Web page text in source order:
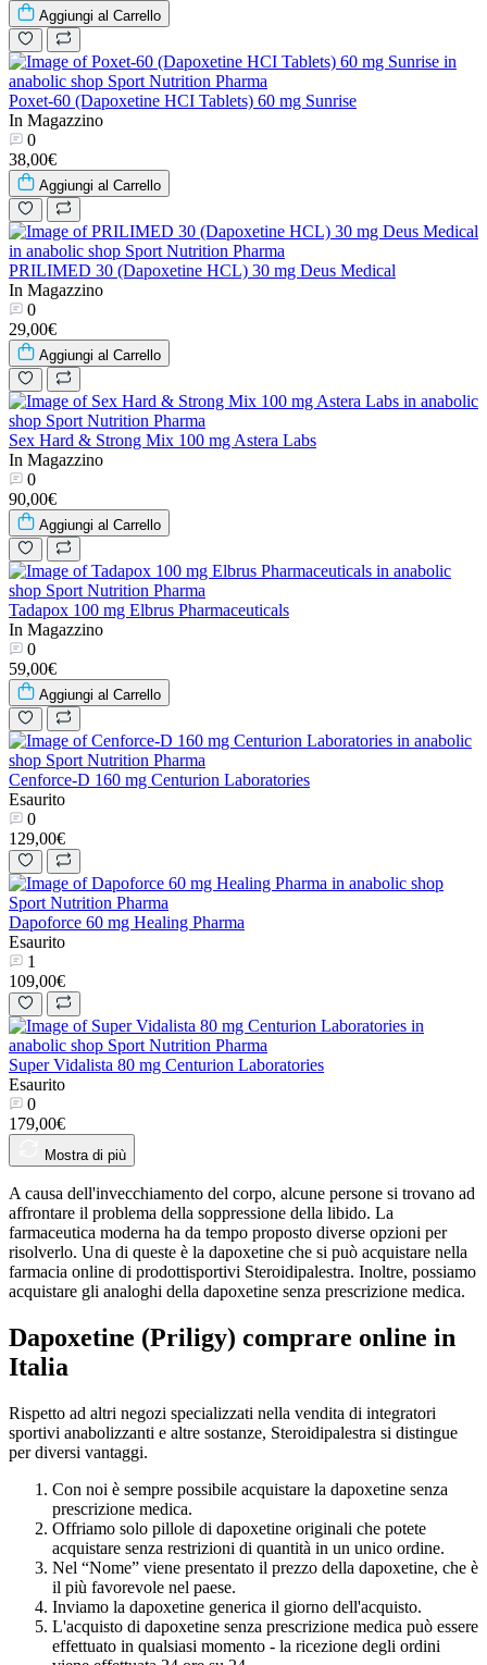
Aggiungi al Carrello
Poxet-60 (Dapoxetine HCI Tablets) 60 mg Sunrise
In Magazzino
0
38,00€
Aggiungi al Carrello
PRILIMED 30 (Dapoxetine HCL) 30 mg Deus Medical
In Magazzino
0
29,00€
Aggiungi al Carrello
Sex Hard & Strong Mix 100 mg Astera Labs
In Magazzino
0
90,00€
Aggiungi al Carrello
Tadapox 100 mg Elbrus Pharmaceuticals
In Magazzino
0
59,00€
Aggiungi al Carrello
Cenforce-D 160 mg Centurion Laboratories
Esaurito
0
129,00€
Dapoforce 60 mg Healing Pharma
Esaurito
1
109,00€
Super Vidalista 80 mg Centurion Laboratories
Esaurito
0
179,00€
Mostra di più
A causa dell'invecchiamento del corpo, alcune persone si trovano ad
affrontare il problema della soppressione della libido. La
farmaceutica moderna ha da tempo proposto diverse opzioni per
risolverlo. Una di queste è la dapoxetine che si può acquistare nella
farmacia online di prodottisportivi Steroidipalestra. Inoltre, possiamo
acquistare gli analoghi della dapoxetine senza prescrizione medica.
Dapoxetine (Priligy) comprare online in
Italia
Rispetto ad altri negozi specializzati nella vendita di integratori
sportivi anabolizzanti e altre sostanze, Steroidipalestra si distingue
per diversi vantaggi.
Con noi è sempre possibile acquistare la dapoxetine senza
prescrizione medica.
Offriamo solo pillole di dapoxetine originali che potete
acquistare senza restrizioni di quantità in un unico ordine.
Nel “Nome” viene presentato il prezzo della dapoxetine, che è
il più favorevole nel paese.
Inviamo la dapoxetine generica il giorno dell'acquisto.
L'acquisto di dapoxetine senza prescrizione medica può essere
effettuato in qualsiasi momento - la ricezione degli ordini